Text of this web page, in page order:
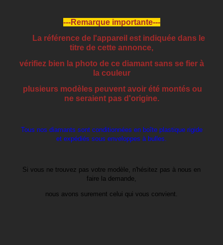
---Remarque importante---
La référence de l'appareil est indiquée dans le
titre de cette annonce,
vérifiez bien la photo de ce diamant sans se fier à
la couleur
plusieurs modèles peuvent avoir été montés ou
ne seraient pas d'origine.
Tous nos diamants sont conditionnées en boîte plastique rigide
et expédiés sous enveloppes à bulles.
Si vous ne trouvez pas votre modèle, n'hésitez pas à nous en
faire la demande,
nous avons surement celui qui vous convient.